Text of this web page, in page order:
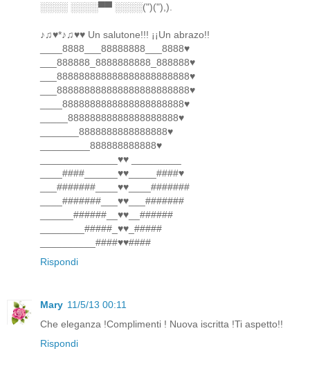
░░░░ ░░░░▀▀ ░░░░(")("),).
♪♫♥*♪♫♥♥ Un salutone!!! ¡¡Un abrazo!!
____8888___88888888___8888♥
___888888_8888888888_888888♥
___888888888888888888888888♥
___888888888888888888888888♥
____8888888888888888888888♥
_____88888888888888888888♥
_______8888888888888888♥
_________888888888888♥
______________♥♥ _________
____####______♥♥_____####♥
___#######____♥♥____#######
____#######___♥♥___#######
______######__♥♥__######
________#####_♥♥_#####
__________####♥♥####
Rispondi
Mary 11/5/13 00:11
Che eleganza !Complimenti ! Nuova iscritta !Ti aspetto!!
Rispondi